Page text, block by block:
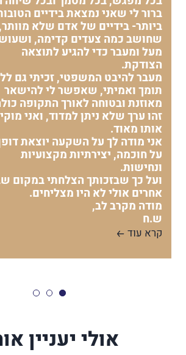
ברור לי שאני נמצאת בידיים
ביותר- בידיים של אדם שלא
שחושב כמה צעדים קדימה,
מעל ומעבר כדי להגיע לתוצאה
הצודקת.
מעבר להיבט המשפטי, זכיתי גם
תומך ואמיתי, שאפשר לי להישאר
מאוזנת ובטוחה לאורך התקופה
זהו ערך שלא ניתן למדוד, ואני
אותו מאוד.
אני מודה לך על השקעה יוצאת
על חוכמה, יצירתיות מקצועיות
ונחישות.
ועל כך שבזכותך הצלחתי במקום
אחרים אולי לא היו מצליחים.
מודה מקרב לב,
ש.ח
קרא עוד
אולי יעניין